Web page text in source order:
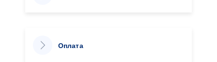
Оплата